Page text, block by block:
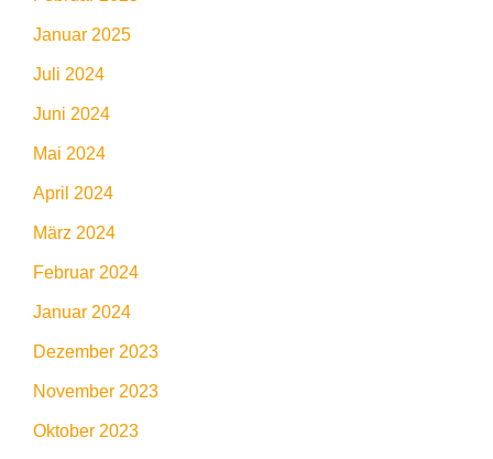
Januar 2025
Juli 2024
Juni 2024
Mai 2024
April 2024
März 2024
Februar 2024
Januar 2024
Dezember 2023
November 2023
Oktober 2023